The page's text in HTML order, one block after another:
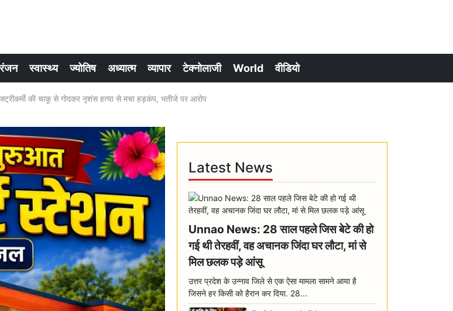
स्वास्थ्य ज्योतिष अध्यात्म व्यापार टेक्नोलाजी World वीडियो
की चाकू से गोदकर नृशंस हत्या से मचा हड़कंप, भतीजे पर आरोप
Latest News
Unnao News: 28 साल पहले जिस बेटे की हो
गई थी तेरहवीं, वह अचानक जिंदा घर लौटा, मां से
मिल छलक पड़े आंसू
उत्तर प्रदेश के उन्नाव जिले से एक ऐसा मामला सामने आया है
जिसने हर किसी को हैरान कर दिया. 28...